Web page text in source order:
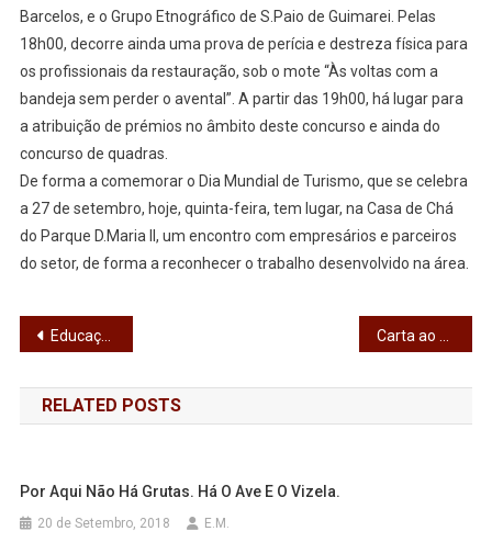
Barcelos, e o Grupo Etnográfico de S.Paio de Guimarei. Pelas
18h00, decorre ainda uma prova de perícia e destreza física para
os profissionais da restauração, sob o mote “Às voltas com a
bandeja sem perder o avental”. A partir das 19h00, há lugar para
a atribuição de prémios no âmbito deste concurso e ainda do
concurso de quadras.
De forma a comemorar o Dia Mundial de Turismo, que se celebra
a 27 de setembro, hoje, quinta-feira, tem lugar, na Casa de Chá
do Parque D.Maria II, um encontro com empresários e parceiros
do setor, de forma a reconhecer o trabalho desenvolvido na área.
Navegação
de
artigos
Educação vai estar em Festa, este sábado, no Parque Sara Moreira Carta ao diretor
RELATED POSTS
Por Aqui Não Há Grutas. Há O Ave E O Vizela.
20 de Setembro, 2018 E.M.